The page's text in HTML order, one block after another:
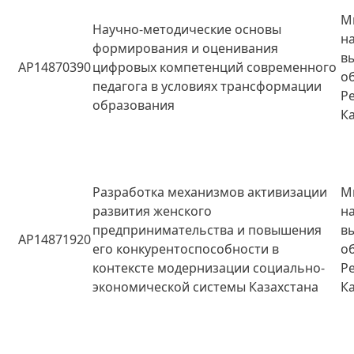
AP14870390
Научно-методические основы
формирования и оценивания
цифровых компетенций современного
педагога в условиях трансформации
образования
AP14871920
Разработка механизмов активизации
развития женского
предпринимательства и повышения
его конкурентоспособности в
контексте модернизации социально-
экономической системы Казахстана